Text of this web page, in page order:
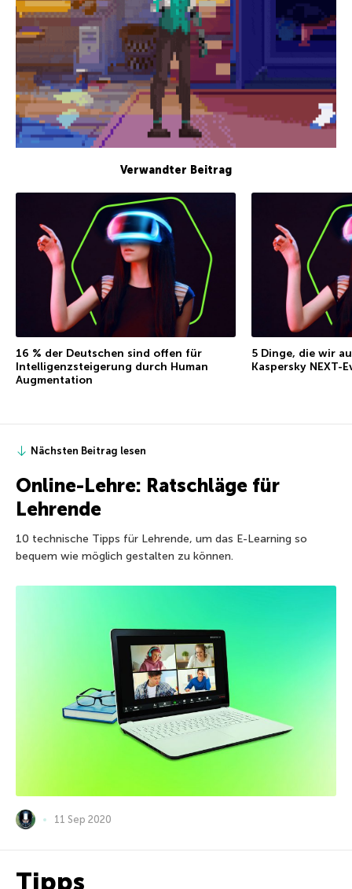
Verwandter Beitrag
16 % der Deutschen sind offen für
Intelligenzsteigerung durch Human
Augmentation
5 Dinge, die wir
Kaspersky NEXT-
Nächsten Beitrag lesen
Online-Lehre: Ratschläge für
Lehrende
10 technische Tipps für Lehrende, um das E-Learning so
bequem wie möglich gestalten zu können.
11 Sep 2020
Tipps